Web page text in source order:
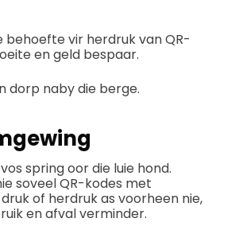
behoefte vir herdruk van QR-
en geld bespaar.
dorp naby die berge.
spring oor die luie hond.
soveel QR-kodes met
of herdruk as voorheen nie,
en afval verminder.